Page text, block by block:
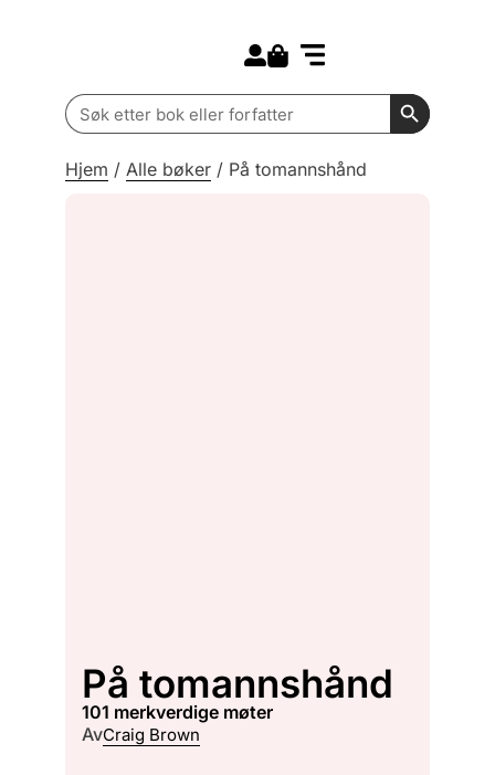
Search
for:
Search
Hjem / Alle bøker / På tomannshånd
På tomannshånd
101 merkverdige møter
AvCraig Brown